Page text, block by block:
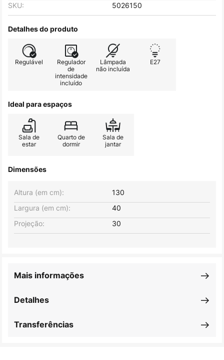
SKU:
5026150
Detalhes do produto
Regulável
Regulador
de
intensidade
incluído
Lâmpada
não incluída
E27
Ideal para espaços
Sala de
estar
Quarto de
dormir
Sala de
jantar
Dimensões
Largura (em cm): 40
Altura (em cm): 130
Projeção: 30
Detalhes
Mais informações
Transferências